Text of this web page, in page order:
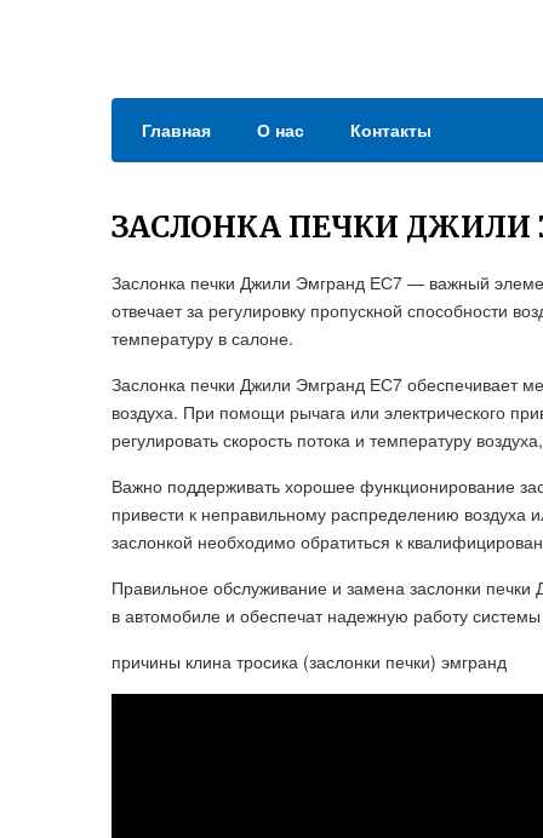
Главная О нас Контакты
ЗАСЛОНКА ПЕЧКИ ДЖИЛИ
Заслонка печки Джили Эмгранд ЕС7 — важный
отвечает за регулировку пропускной способности
температуру в салоне.
Заслонка печки Джили Эмгранд ЕС7 обеспечивает
воздуха. При помощи рычага или электрического
регулировать скорость потока и температуру
Важно поддерживать хорошее функционирование
привести к неправильному распределению воздуха
заслонкой необходимо обратиться к
Правильное обслуживание и замена заслонки
в автомобиле и обеспечат надежную работу
причины клина тросика (заслонки печки) эмгранд